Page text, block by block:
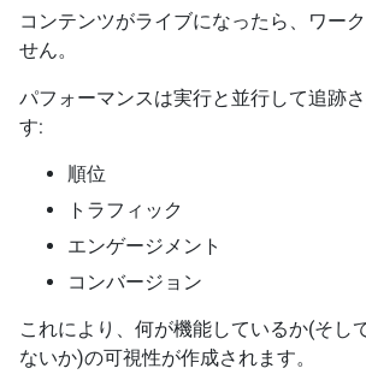
コンテンツがライブになったら、ワー
せん。
パフォーマンスは実行と並行して追跡
す:
順位
トラフィック
エンゲージメント
コンバージョン
これにより、何が機能しているか(そし
ないか)の可視性が作成されます。